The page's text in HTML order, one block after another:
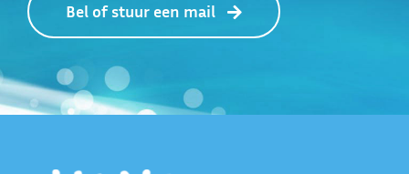
Bel of stuur een mail